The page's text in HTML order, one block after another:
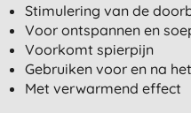
Stimulering van de
Voor ontspannen en
Voorkomt spierpijn
Gebruiken voor en na
Met verwarmend effect